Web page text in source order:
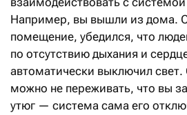
Например, вы вышли из дома.
помещение, убедился, что
по отсутствию дыхания и
автоматически выключил свет.
можно не переживать, что вы
утюг — система сама его